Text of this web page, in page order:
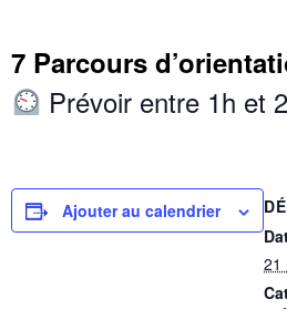
7 Parcours
Prévoir entre 1h et
Ajouter au calendrier
21